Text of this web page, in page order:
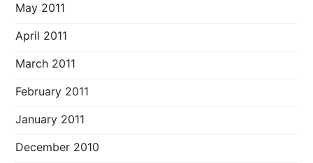
May 2011
April 2011
March 2011
February 2011
January 2011
December 2010